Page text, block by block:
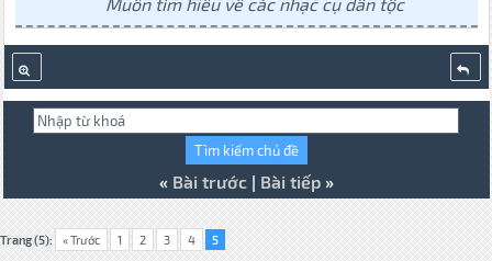
Muốn tìm hiểu về các nhạc cụ dân tộc
« Bài trước| Bài tiếp»
Trang (5): « Trước 1 2 3 4 5